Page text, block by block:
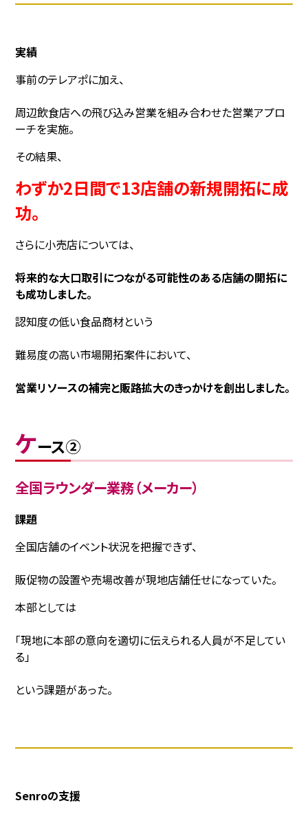
実績
事前のテレアポに加え、
周辺飲食店への飛び込み営業を組み合わせた営業アプロ
ーチを実施。
その結果、
わずか2日間で13店舗の新規開拓に成
功。
さらに小売店については、
将来的な大口取引につながる可能性のある店舗の開拓に
も成功しました。
認知度の低い食品商材という
難易度の高い市場開拓案件において、
営業リソースの補完と販路拡大のきっかけを創出しました。
ケース②
全国ラウンダー業務（メーカー）
課題
全国店舗のイベント状況を把握できず、
販促物の設置や売場改善が現地店舗任せになっていた。
本部としては
「現地に本部の意向を適切に伝えられる人員が不足してい
る」
という課題があった。
Senroの支援